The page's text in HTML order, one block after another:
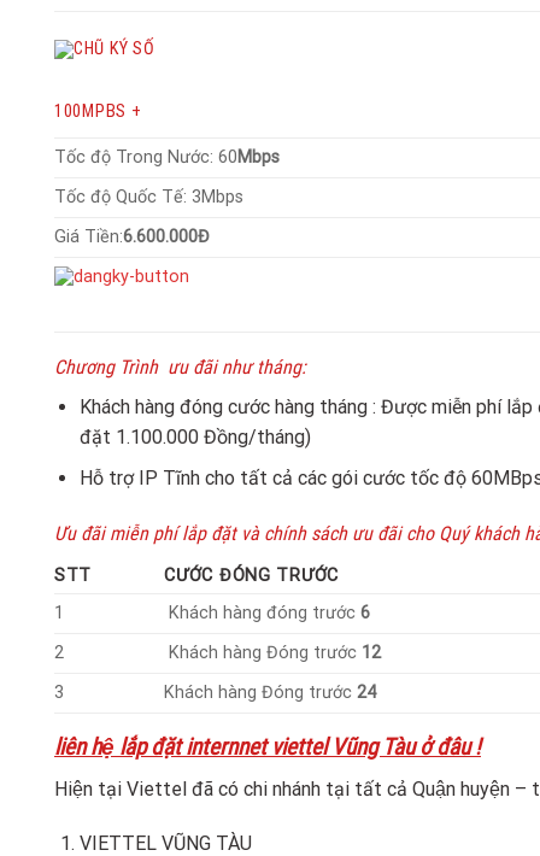
100MPBS +
Tốc độ Trong Nước: 60Mbps
Tốc độ Quốc Tế: 3Mbps
Giá Tiền:6.600.000Đ
Chương Trình ưu đãi như tháng:
Khách hàng đóng cước hàng tháng : Được miễn phí
đặt 1.100.000 Đồng/tháng)
Hỗ trợ IP Tĩnh cho tất cả các gói cước tốc độ
Ưu đãi miễn phí lắp đặt và chính sách ưu đãi cho Quý khách
STT
CƯỚC ĐÓNG TRƯỚC
1
Khách hàng đóng trước6
2
Khách hàng Đóng trước 12
3
Khách hàng Đóng trước24
liên hệ lắp đặt internnet viettel Vũng Tàu ở đâu !
Hiện tại Viettel đã có chi nhánh tại tất cả Quận huyện –
VIETTEL VŨNG TÀU